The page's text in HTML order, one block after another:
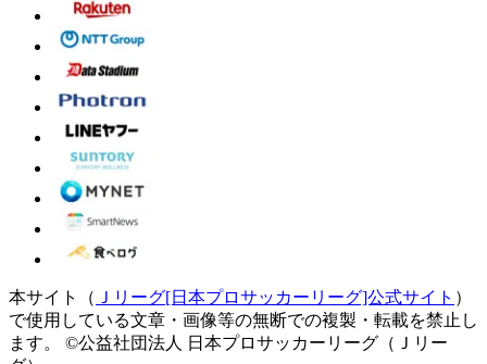
本サイト（ Ｊリーグ[日本プロサッカーリーグ]公式サイト ）
で使用している文章・画像等の無断での複製・転載を禁止し
ます。
©公益社団法人 日本プロサッカーリーグ（Ｊリー